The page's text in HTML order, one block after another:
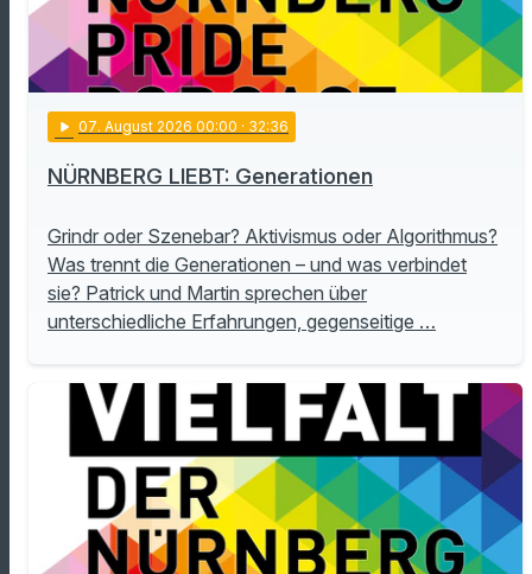
play_arrow 07. August 2026 00:00 · 32:36
NÜRNBERG LIEBT: Generationen
Grindr oder Szenebar? Aktivismus oder Algorithmus?
Was trennt die Generationen – und was verbindet
sie? Patrick und Martin sprechen über
unterschiedliche Erfahrungen, gegenseitige …